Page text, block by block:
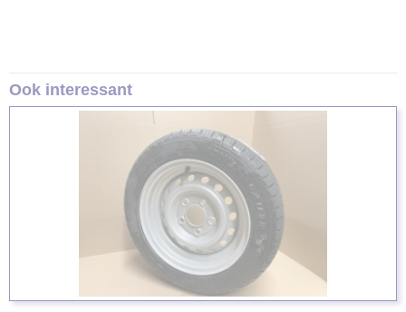
Ook interessant